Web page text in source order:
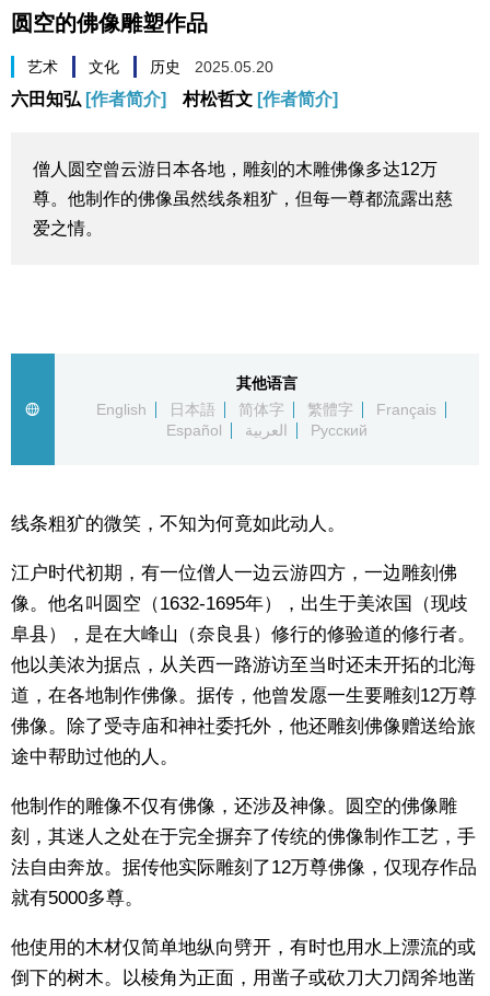
生活与旅游
视觉日本
东京
编辑部通知
SNS
圆空的佛像雕塑作品
艺术 文化 历史 2025.05.20
六田知弘 [作者简介] 村松哲文 [作者简介]
僧人圆空曾云游日本各地，雕刻的木雕佛像多达12万
尊。他制作的佛像虽然线条粗犷，但每一尊都流露出慈
爱之情。
其他语言
English
日本語 简体字 繁體字
Français
Español
العربية Русский
线条粗犷的微笑，不知为何竟如此动人。
江户时代初期，有一位僧人一边云游四方，一边雕刻佛
像。他名叫圆空（1632-1695年），出生于美浓国（现歧
阜县），是在大峰山（奈良县）修行的修验道的修行者。
他以美浓为据点，从关西一路游访至当时还未开拓的北海
道，在各地制作佛像。据传，他曾发愿一生要雕刻12万尊
佛像。除了受寺庙和神社委托外，他还雕刻佛像赠送给旅
途中帮助过他的人。
他制作的雕像不仅有佛像，还涉及神像。圆空的佛像雕
刻，其迷人之处在于完全摒弃了传统的佛像制作工艺，手
法自由奔放。据传他实际雕刻了12万尊佛像，仅现存作品
就有5000多尊。
他使用的木材仅简单地纵向劈开，有时也用水上漂流的或
倒下的树木。以棱角为正面，用凿子或砍刀大刀阔斧地凿